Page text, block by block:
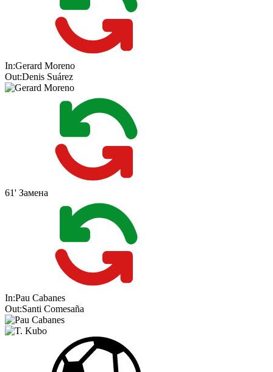
In:Gerard Moreno
Out:Denis Suárez
61' Замена
In:Pau Cabanes
Out:Santi Comesaña